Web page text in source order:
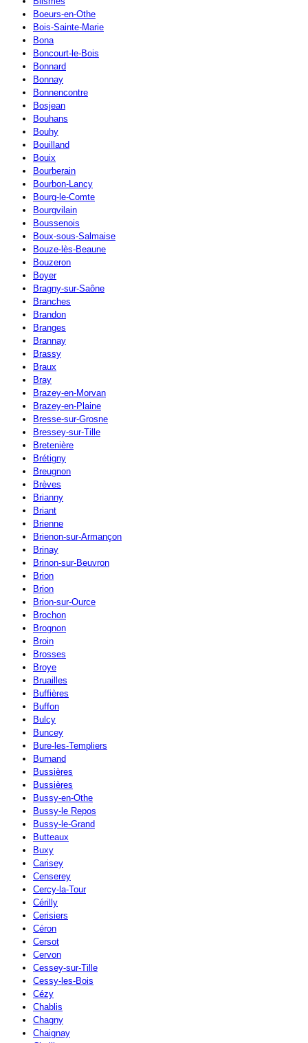
Boeurs-en-Othe
Bois-Sainte-Marie
Bona
Boncourt-le-Bois
Bonnard
Bonnay
Bonnencontre
Bosjean
Bouhans
Bouhy
Bouilland
Bouix
Bourberain
Bourbon-Lancy
Bourg-le-Comte
Bourgvilain
Boussenois
Boux-sous-Salmaise
Bouze-lès-Beaune
Bouzeron
Boyer
Bragny-sur-Saône
Branches
Brandon
Branges
Brannay
Brassy
Braux
Bray
Brazey-en-Morvan
Brazey-en-Plaine
Bresse-sur-Grosne
Bressey-sur-Tille
Bretenière
Brétigny
Breugnon
Brèves
Brianny
Briant
Brienne
Brienon-sur-Armançon
Brinay
Brinon-sur-Beuvron
Brion
Brion
Brion-sur-Ource
Brochon
Brognon
Broin
Brosses
Broye
Bruailles
Buffières
Buffon
Bulcy
Buncey
Bure-les-Templiers
Burnand
Bussières
Bussières
Bussy-en-Othe
Bussy-le Repos
Bussy-le-Grand
Butteaux
Buxy
Carisey
Censerey
Cercy-la-Tour
Cérilly
Cerisiers
Céron
Cersot
Cervon
Cessey-sur-Tille
Cessy-les-Bois
Cézy
Chablis
Chagny
Chaignay